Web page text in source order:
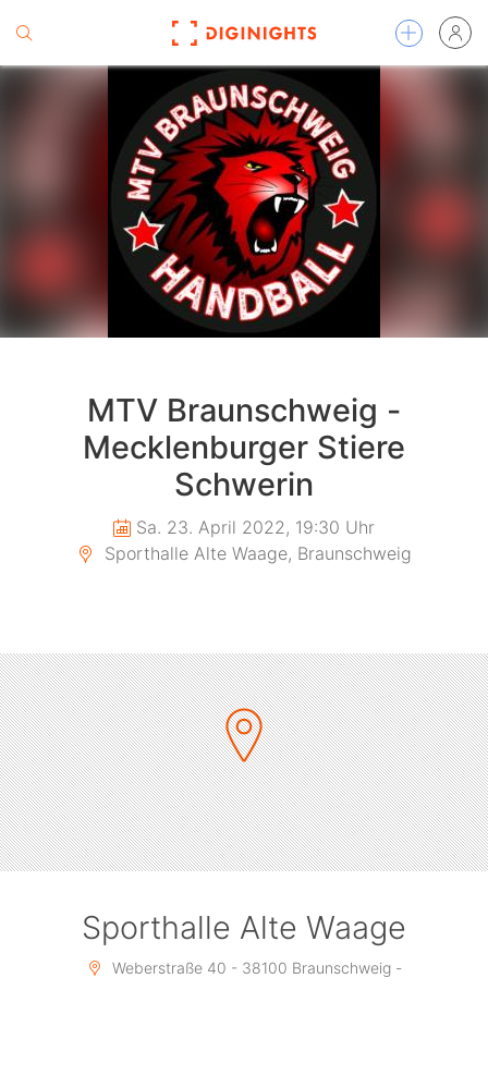
MTV Braunschweig -
Mecklenburger Stiere
Schwerin
Sa. 23. April 2022, 19:30 Uhr
Sporthalle Alte Waage, Braunschweig
Sporthalle Alte Waage
Weberstraße 40 - 38100 Braunschweig -